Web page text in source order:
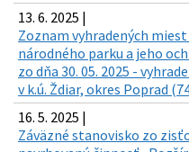
13. 6. 2025 |
Zoznam vyhradených
národného parku a jeho
zo dňa 30. 05. 2025 -
v k.ú. Ždiar, okres Poprad
16. 5. 2025 |
Záväzné stanovisko zo